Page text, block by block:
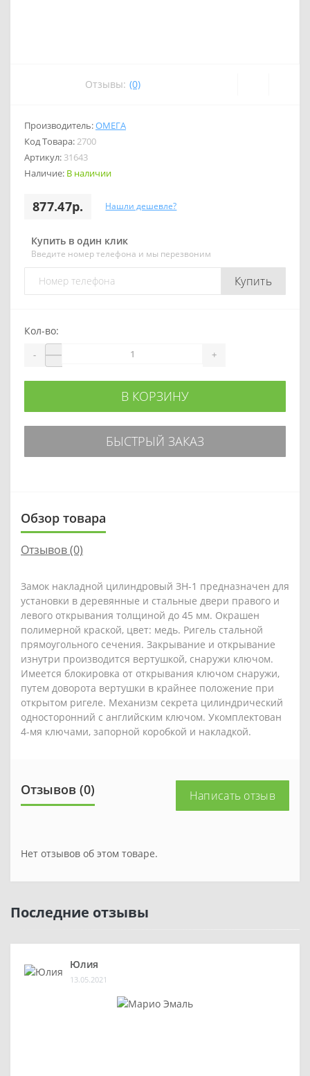
Отзывы: (0)
Производитель:ОМЕГА
Код Товара:2700
Артикул: 31643
Наличие: В наличии
877.47р. Нашли дешевле?
Купить в один клик
Введите номер телефона и мы перезвоним
Купить
Кол-во:
- +
В КОРЗИНУ
БЫСТРЫЙ ЗАКАЗ
Обзор товара
Отзывов (0)
Замок накладной цилиндровый ЗН-1 предназначен для
установки в деревянные и стальные двери правого и
левого открывания толщиной до 45 мм. Окрашен
полимерной краской, цвет: медь. Ригель стальной
прямоугольного сечения. Закрывание и открывание
изнутри производится вертушкой, снаружи ключом.
Имеется блокировка от открывания ключом снаружи,
путем доворота вертушки в крайнее положение при
открытом ригеле. Механизм секрета цилиндрический
односторонний с английским ключом. Укомплектован
4-мя ключами, запорной коробкой и накладкой.
Отзывов (0) Написать отзыв
Нет отзывов об этом товаре.
Последние отзывы
Юлия
13.05.2021